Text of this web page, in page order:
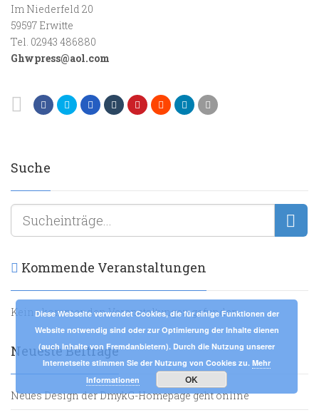
Im Niederfeld 20
59597 Erwitte
Tel. 02943 486880
Ghwpress@aol.com
Suche
Kommende Veranstaltungen
Keine kommenden Veranstaltungen gefunden
Neueste Beiträge
Neues Design der DmykG-Homepage geht online
Diese Webseite verwendet Cookies, die für einige Funktionen der
Website notwendig sind oder zur Optimierung der Inhalte dienen
(auch Inhalte von Fremdanbietern). Durch die Nutzung unserer
Internetseite stimmen Sie der Nutzung von Cookies zu.Mehr
Informationen
OK